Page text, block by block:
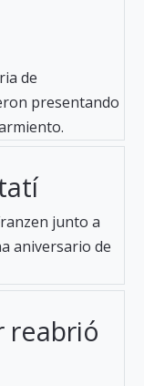
de
presentando
junto a
aniversario de
reabrió